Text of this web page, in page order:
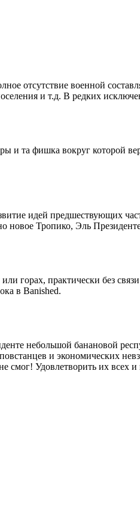
отсутствие военной
и т.д. В редких
и та фишка вокруг которой
идей предшествующих
новое Тропико, Эль
горах, практически без
в Banished.
небольшой банановой
и экономических
смог! Удовлетворить их всех